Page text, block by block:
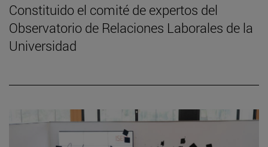
Constituido el comité de expertos del
Observatorio de Relaciones Laborales de la
Universidad